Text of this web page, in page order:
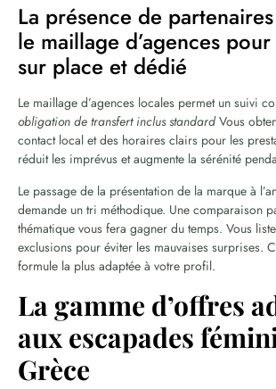
La présence de
le maillage d’agences
sur place et dédié
Le maillage d’agences locales permet un suivi
obligation de transfert inclus standardVous
contact local et des horaires clairs pour les
réduit les imprévus et augmente la sérénité
Le passage de la présentation de la marque à
demande un tri méthodique. Une comparaison
thématique vous fera gagner du temps. Vous
exclusions pour éviter les mauvaises surprises.
formule la plus adaptée à votre profil.
La gamme d’offres
aux escapades
Grèce